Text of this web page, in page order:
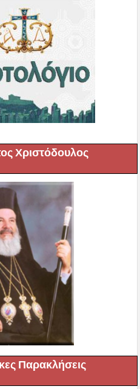
Χριστόδουλος
Παρακλήσεις